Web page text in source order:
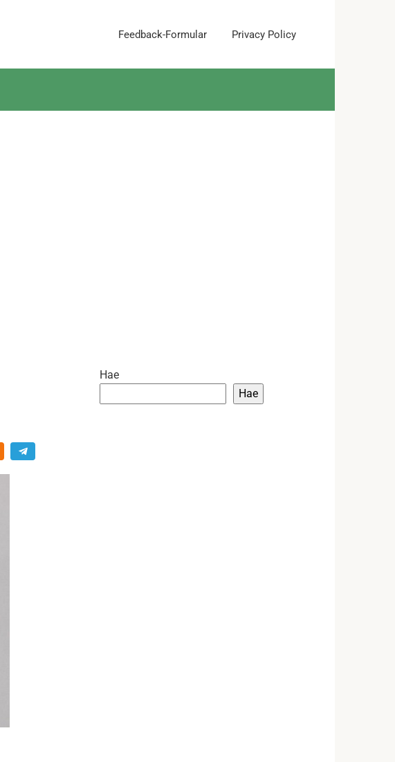
Feedback-Formular Privacy Policy
Hae
Hae